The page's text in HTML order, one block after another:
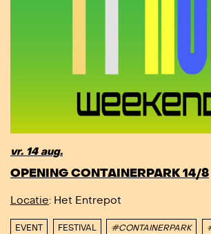
vr. 14 aug.
OPENING CONTAINERPARK 14/8
Locatie: Het Entrepot
EVENT FESTIVAL #CONTAINERPARK